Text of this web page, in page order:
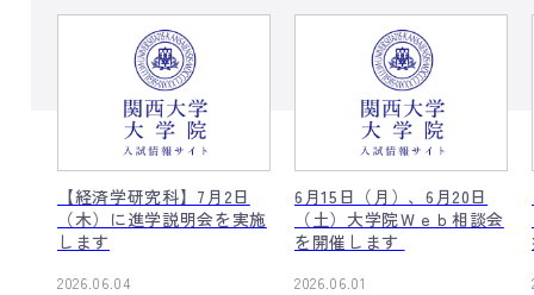
【経済学研究科】7月2日
（木）に進学説明会を実施
します
2026.06.04
6月15日（月）、6月20日
（土）大学院Ｗｅｂ相談会
を開催します
2026.06.01